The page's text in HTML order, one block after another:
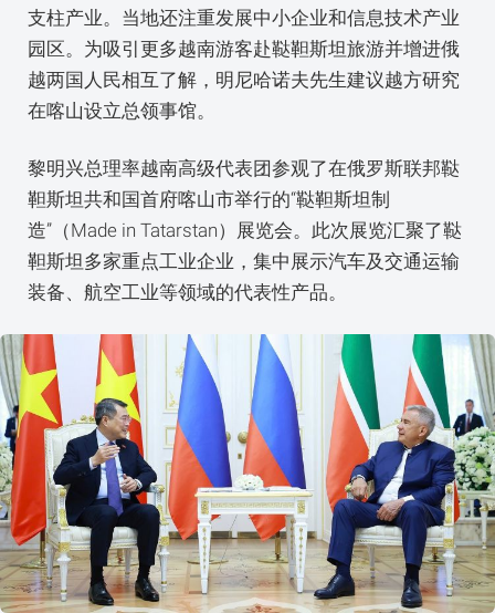
支柱产业。当地还注重发展中小企业和信息技术产业
园区。为吸引更多越南游客赴鞑靼斯坦旅游并增进俄
越两国人民相互了解，明尼哈诺夫先生建议越方研究
在喀山设立总领事馆。
黎明兴总理率越南高级代表团参观了在俄罗斯联邦鞑
靼斯坦共和国首府喀山市举行的“鞑靼斯坦制
造”（Made in Tatarstan）展览会。此次展览汇聚了鞑
靼斯坦多家重点工业企业，集中展示汽车及交通运输
装备、航空工业等领域的代表性产品。